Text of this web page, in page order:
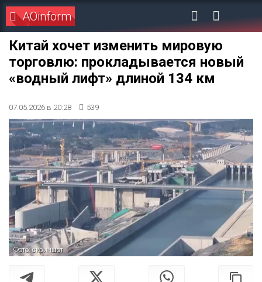
AOinform
Китай хочет изменить мировую
торговлю: прокладывается новый
«водный лифт» длиной 134 км
07.05.2026 в 20:28 539
Фото: скриншот